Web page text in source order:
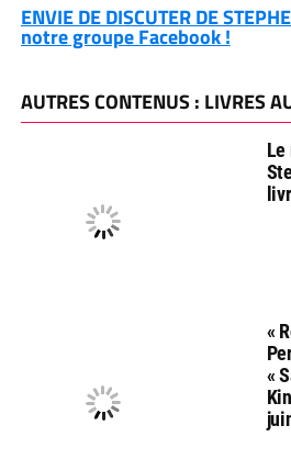
ENVIE DE DISCUTER DE
notre groupe Facebook !
AUTRES CONTENUS : LIVRES
Le
«
«